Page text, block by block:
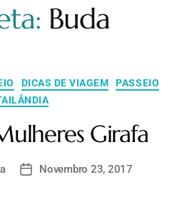
Buda
DICAS DE VIAGEM
PASSEIO
Girafa
Novembro 23, 2017